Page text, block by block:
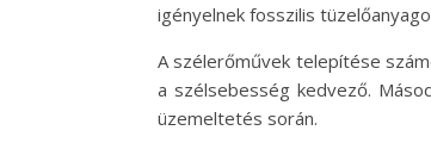
igényelnek fosszilis
A szélerőművek telepítése
a szélsebesség kedvező.
üzemeltetés során.